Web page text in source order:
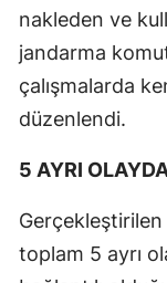
nakleden ve
jandarma
çalışmalarda
düzenlendi.
5 AYRI
toplam 5 ayrı